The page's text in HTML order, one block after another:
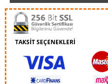
TAKSİT SEÇENEKLERİ